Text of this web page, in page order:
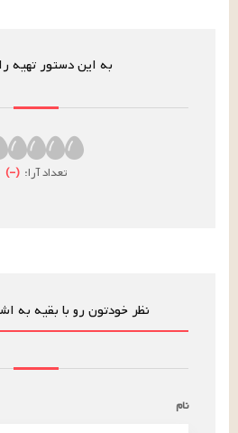
به این دستور تهیه
تعداد آرا: (
–
)
نظر خودتون رو با بقیه به
نام